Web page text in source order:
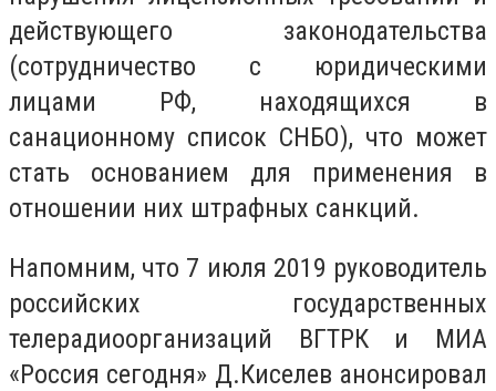
действующего законодательства
(сотрудничество с юридическими
лицами РФ, находящихся в
санационному список СНБО), что может
стать основанием для применения в
отношении них штрафных санкций.
Напомним, что 7 июля 2019 руководитель
российских государственных
телерадиоорганизаций ВГТРК и МИА
«Россия сегодня» Д.Киселев анонсировал